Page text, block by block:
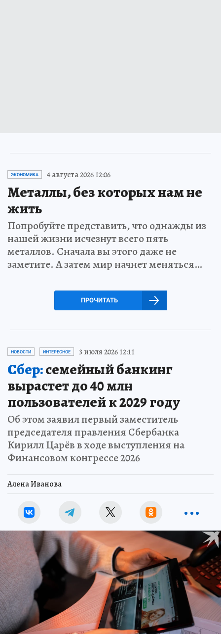
ЭКОНОМИКА 4 августа 2026 12:06
Металлы, без которых нам не
жить
Попробуйте представить, что однажды из
нашей жизни исчезнут всего пять
металлов. Сначала вы этого даже не
заметите. А затем мир начнет меняться…
ПРОЧИТАТЬ
НОВОСТИ ИНТЕРЕСНОЕ 3 июля 2026 12:11
Сбер:семейный банкинг
вырастет до 40 млн
пользователей к 2029 году
Об этом заявил первый заместитель
председателя правления Сбербанка
Кирилл Царёв в ходе выступления на
Финансовом конгрессе 2026
Алена Иванова